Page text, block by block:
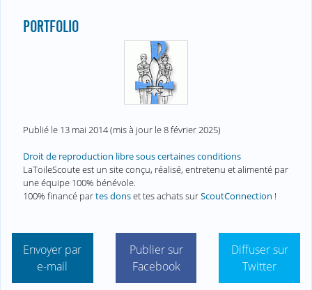
PORTFOLIO
Publié le 13 mai 2014(mis à jour le8 février 2025)
Droit de reproduction libre sous certaines conditions
LaToileScoute est un site conçu, réalisé, entretenu et alimenté par
une équipe 100% bénévole.
100% financé partes donset tes achats surScoutConnection !
Envoyer par
e-mail
Publier sur
Facebook
Diffuser sur
Twitter